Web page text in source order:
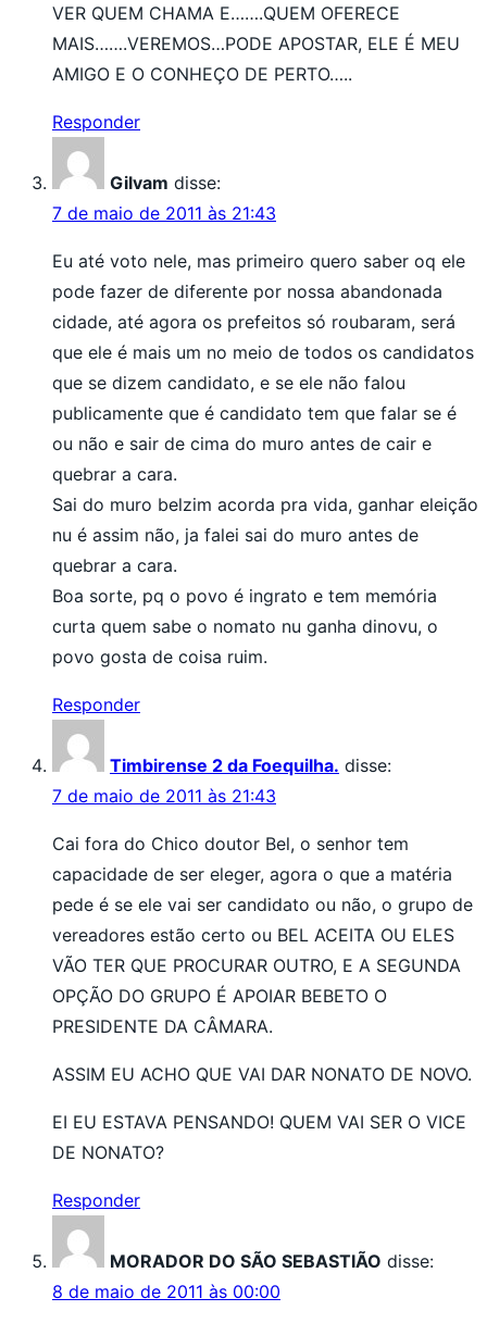
VER QUEM CHAMA E…….QUEM OFERECE
MAIS…….VEREMOS…PODE APOSTAR, ELE É MEU
AMIGO E O CONHEÇO DE PERTO…..
Responder
Gilvam disse:
7 de maio de 2011 às 21:43
Eu até voto nele, mas primeiro quero saber oq ele
pode fazer de diferente por nossa abandonada
cidade, até agora os prefeitos só roubaram, será
que ele é mais um no meio de todos os candidatos
que se dizem candidato, e se ele não falou
publicamente que é candidato tem que falar se é
ou não e sair de cima do muro antes de cair e
quebrar a cara.
Sai do muro belzim acorda pra vida, ganhar eleição
nu é assim não, ja falei sai do muro antes de
quebrar a cara.
Boa sorte, pq o povo é ingrato e tem memória
curta quem sabe o nomato nu ganha dinovu, o
povo gosta de coisa ruim.
Responder
Timbirense 2 da Foequilha. disse:
7 de maio de 2011 às 21:43
Cai fora do Chico doutor Bel, o senhor tem
capacidade de ser eleger, agora o que a matéria
pede é se ele vai ser candidato ou não, o grupo de
vereadores estão certo ou BEL ACEITA OU ELES
VÃO TER QUE PROCURAR OUTRO, E A SEGUNDA
OPÇÃO DO GRUPO É APOIAR BEBETO O
PRESIDENTE DA CÂMARA.
ASSIM EU ACHO QUE VAI DAR NONATO DE NOVO.
EI EU ESTAVA PENSANDO! QUEM VAI SER O VICE
DE NONATO?
Responder
MORADOR DO SÃO SEBASTIÃO disse:
8 de maio de 2011 às 00:00